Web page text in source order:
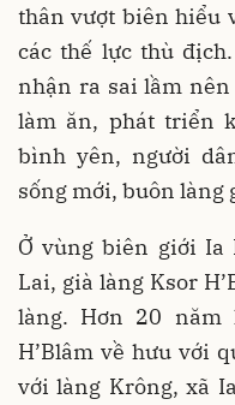
thân vượt biên hiểu
các thế lực thù
nhận ra sai lầm
làm ăn, phát triển
bình yên, người
sống mới, buôn làng
Ở vùng biên giới Ia
Lai, già làng Ksor
làng. Hơn 20 năm
H’Blâm về hưu với
với làng Krông, xã